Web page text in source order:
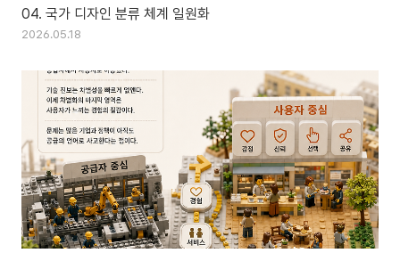
04. 국가 디자인 분류 체계 일원화
2026.05.18